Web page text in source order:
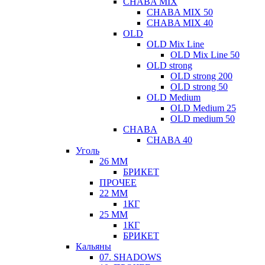
CHABA MIX 50
CHABA MIX 40
OLD
OLD Mix Line
OLD Mix Line 50
OLD strong
OLD strong 200
OLD strong 50
OLD Medium
OLD Medium 25
OLD medium 50
CHABA
CHABA 40
Уголь
26 ММ
БРИКЕТ
ПРОЧЕЕ
22 ММ
1КГ
25 ММ
1КГ
БРИКЕТ
Кальяны
07. SHADOWS